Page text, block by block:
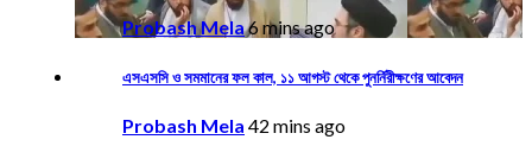
Probash Mela6 mins ago
এসএসসি ও সমমানের ফল কাল, ১১ আগস্ট থেকে পুনর্নিরীক্ষণের আবেদন
Probash Mela 42 mins ago